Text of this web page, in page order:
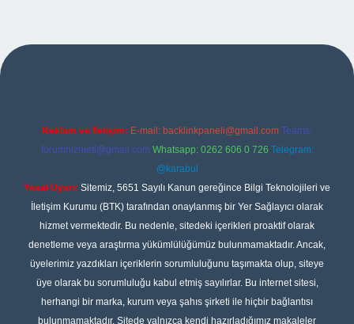
giriş
Reklam ve İletişim: E-mail: backlinkpaneli@gmail.com Teams:
forumhizmeti@gmail.com Whatsapp: 0262 606 0 726 Telegram:
@karabul
Yasal Uyarı: Sitemiz, 5651 Sayılı Kanun gereğince Bilgi Teknolojileri ve
İletişim Kurumu (BTK) tarafından onaylanmış bir Yer Sağlayıcı olarak
hizmet vermektedir. Bu nedenle, sitedeki içerikleri proaktif olarak
denetleme veya araştırma yükümlülüğümüz bulunmamaktadır. Ancak,
üyelerimiz yazdıkları içeriklerin sorumluluğunu taşımakta olup, siteye
üye olarak bu sorumluluğu kabul etmiş sayılırlar. Bu internet sitesi,
herhangi bir marka, kurum veya şahıs şirketi ile hiçbir bağlantısı
bulunmamaktadır. Sitede yalnızca kendi hazırladığımız makaleler